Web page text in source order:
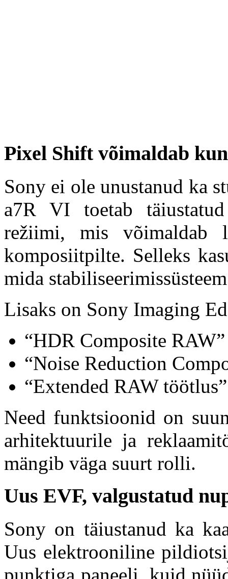
Pixel Shift võimaldab
Sony ei ole unustanud ka
a7R VI toetab
režiimi, mis võimaldab
komposiitpilte. Selleks
mida
Lisaks on Sony Imaging
“HDR Composite RAW”
“Noise Reduction
“Extended RAW töötlus”
Need funktsioonid on
arhitektuurile ja
mängib väga suurt rolli.
Uus EVF, valgustatud
Sony on täiustanud ka
Uus elektrooniline